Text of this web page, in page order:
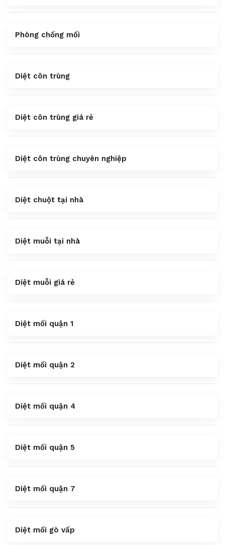
Phòng chống mối
Diệt côn trùng
Diệt côn trùng giá rẻ
Diệt côn trùng chuyên nghiệp
Diệt chuột tại nhà
Diệt muỗi tại nhà
Diệt muỗi giá rẻ
Diệt mối quận 1
Diệt mối quận 2
Diệt mối quận 4
Diệt mối quận 5
Diệt mối quận 7
Diệt mối gò vấp